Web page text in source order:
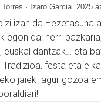
· Izaro Garcia 2025
izan da Hezetasuna
egon da: herri
euskal dantzak… eta
festa eta
jaiek agur gozoa